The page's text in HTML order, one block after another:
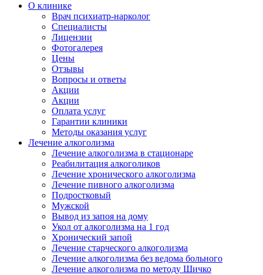
О клинике
Врач психиатр-нарколог
Специалисты
Лицензии
Фотогалерея
Цены
Отзывы
Вопросы и ответы
Акции
Акции
Оплата услуг
Гарантии клиники
Методы оказания услуг
Лечение алкоголизма
Лечение алкоголизма в стационаре
Реабилитация алкоголиков
Лечение хронического алкоголизма
Лечение пивного алкоголизма
Подростковый
Мужской
Вывод из запоя на дому
Укол от алкоголизма на 1 год
Хронический запой
Лечение старческого алкоголизма
Лечение алкоголизма без ведома больного
Лечение алкоголизма по методу Шичко